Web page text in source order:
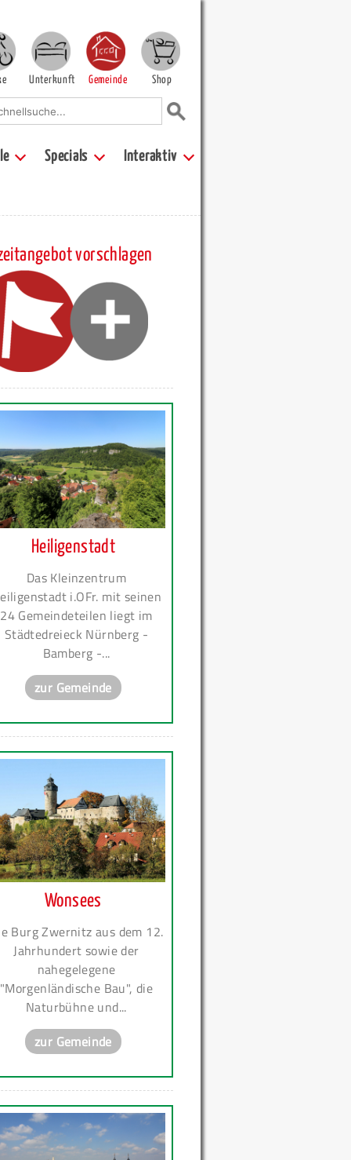
Unterkunft Gemeinde Shop
Specials Interaktiv
vorschlagen
Heiligenstadt
Das Kleinzentrum
i.OFr. mit seinen
24 Gemeindeteilen liegt im
Städtedreieck Nürnberg -
Bamberg -...
zur Gemeinde
Wonsees
Burg Zwernitz aus dem 12.
Jahrhundert sowie der
nahegelegene
"Morgenländische Bau", die
Naturbühne und...
zur Gemeinde